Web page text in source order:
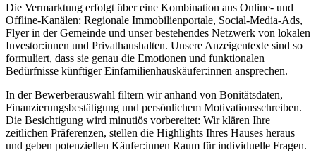
Die Vermarktung erfolgt über eine Kombination aus Online- und
Offline-Kanälen: Regionale Immobilienportale, Social-Media-Ads,
Flyer in der Gemeinde und unser bestehendes Netzwerk von lokalen
Investor:innen und Privathaushalten. Unsere Anzeigentexte sind so
formuliert, dass sie genau die Emotionen und funktionalen
Bedürfnisse künftiger Einfamilienhauskäufer:innen ansprechen.
In der Bewerberauswahl filtern wir anhand von Bonitätsdaten,
Finanzierungsbestätigung und persönlichem Motivationsschreiben.
Die Besichtigung wird minutiös vorbereitet: Wir klären Ihre
zeitlichen Präferenzen, stellen die Highlights Ihres Hauses heraus
und geben potenziellen Käufer:innen Raum für individuelle Fragen.